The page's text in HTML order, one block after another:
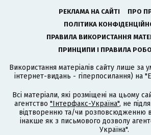
РЕКЛАМА НА САЙТІ
ПРО
ПОЛІТИКА
ПРАВИЛА ВИКОРИСТАННЯ
ПРИНЦИПИ І ПРАВИЛА
Використання матеріалів сайту лише за
інтернет-видань - гіперпосилання) на
Всі матеріали, які розміщені на цьому
агентство "Інтерфакс-Україна", не
відтворенню та/чи розповсюдженню
інакше як з письмового дозволу
Україна".